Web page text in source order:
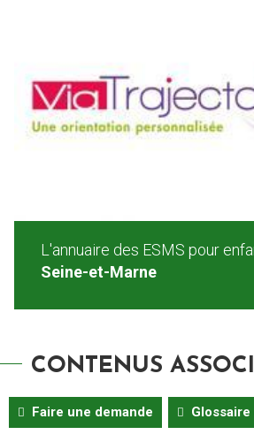
L'annuaire des ESMS pour
Seine-et-Marne
CONTENUS
Faire une demande